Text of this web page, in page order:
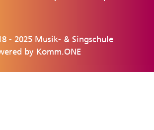
- 2025 Musik- & Singschule
by Komm.ONE